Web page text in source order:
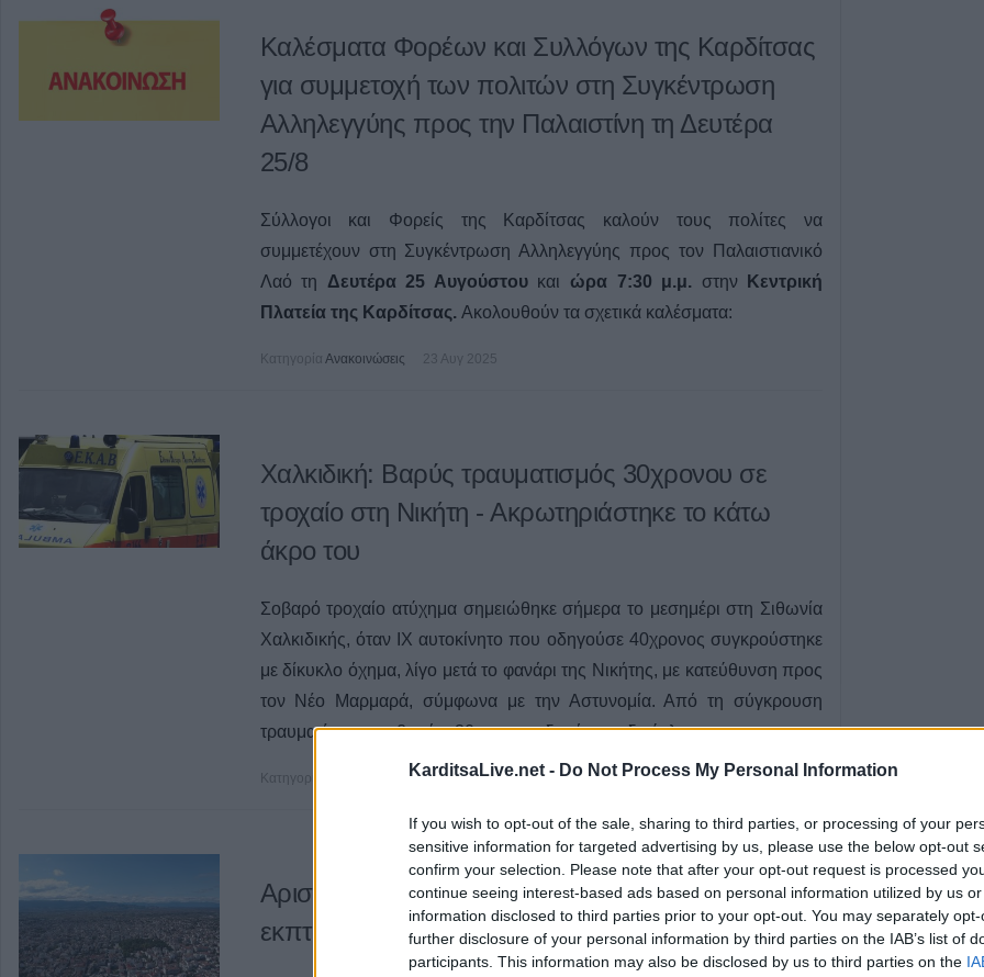
KarditsaLive.net - Do Not Process My Personal Information
If you wish to opt-out of the sale, sharing to third parties, or processing of your
sensitive information for targeted advertising by us, please use the below opt-out
confirm your selection. Please note that after your opt-out request is processed
continue seeing interest-based ads based on personal information utilized by us
information disclosed to third parties prior to your opt-out. You may separately
further disclosure of your personal information by third parties on the IAB’s list of
participants. This information may also be disclosed by us to third parties on the
Καλέσματα Φορέων και Συλλόγων της Καρδίτσας
για συμμετοχή των πολιτών στη Συγκέντρωση
Αλληλεγγύης προς την Παλαιστίνη τη Δευτέρα
25/8
Σύλλογοι και Φορείς της Καρδίτσας καλούν τους πολίτες να
συμμετέχουν στη Συγκέντρωση Αλληλεγγύης προς τον Παλαιστιανικό
Λαό τη Δευτέρα 25 Αυγούστουκαι ώρα 7:30 μ.μ. στην
Κεντρική
Πλατεία της Καρδίτσας. Ακολουθούν τα σχετικά καλέσματα:
Κατηγορία Ανακοινώσεις 23 Αυγ 2025
Χαλκιδική: Βαρύς τραυματισμός 30χρονου σε
τροχαίο στη Νικήτη - Ακρωτηριάστηκε το κάτω
άκρο του
Σοβαρό τροχαίο ατύχημα σημειώθηκε σήμερα το μεσημέρι στη Σιθωνία
Χαλκιδικής, όταν ΙΧ αυτοκίνητο που οδηγούσε 40χρονος συγκρούστηκε
με δίκυκλο όχημα, λίγο μετά το φανάρι της Νικήτης, με κατεύθυνση προς
τον Νέο Μαρμαρά, σύμφωνα με την Αστυνομία. Από τη σύγκρουση
τραυματίστηκε σοβαρά ο 30χρονος οδηγός του δικύκλου.
Κατηγορία 23 Αυγ 2025
Αριστοτέλης Αντωνίου: «Μουδιασμένη» η
εκπτωτική περίοδος στην αγορά της Καρδίτσας
Κεραυνός
ποδοσφαιριστής
5 Αυγούστου 2026, 22:35
Εγκρίθηκε η
σύμβαση για
μελέτης
ιστορικής